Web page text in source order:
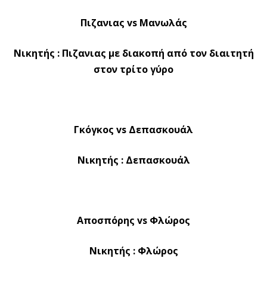
Πιζανιας vs Μανωλάς
Νικητής : Πιζανιας με διακοπή από τον διαιτητή
στον τρίτο γύρο
Γκόγκος vs Δεπασκουάλ
Νικητής : Δεπασκουάλ
Αποσπόρης vs Φλώρος
Νικητής : Φλώρος